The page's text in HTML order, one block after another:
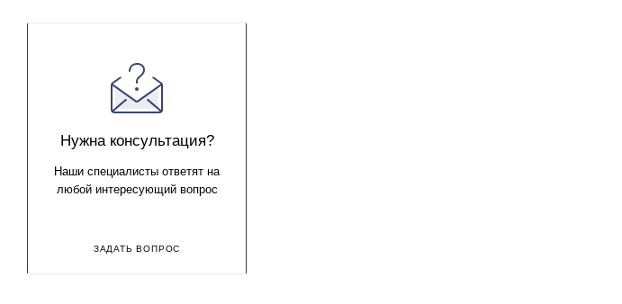
Нужна консультация?
Наши специалисты ответят на
любой интересующий вопрос
ЗАДАТЬ ВОПРОС